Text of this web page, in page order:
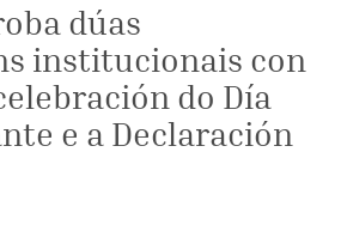
dúas
institucionais con
do Día
e a Declaración